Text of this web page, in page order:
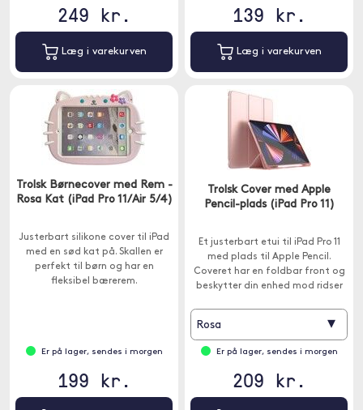
249 kr.
Læg i varekurven
139 kr.
Læg i varekurven
Trolsk Børnecover med Rem -
Rosa Kat (iPad Pro 11/Air 5/4)
Justerbart silikone cover til iPad
med en sød kat på. Skallen er
perfekt til børn og har en
fleksibel bærerem.
Er på lager, sendes i morgen
199 kr.
Trolsk Cover med Apple
Pencil-plads (iPad Pro 11)
Et justerbart etui til iPad Pro 11
med plads til Apple Pencil.
Coveret har en foldbar front og
beskytter din enhed mod ridser
Rosa ▾
Er på lager, sendes i morgen
209 kr.